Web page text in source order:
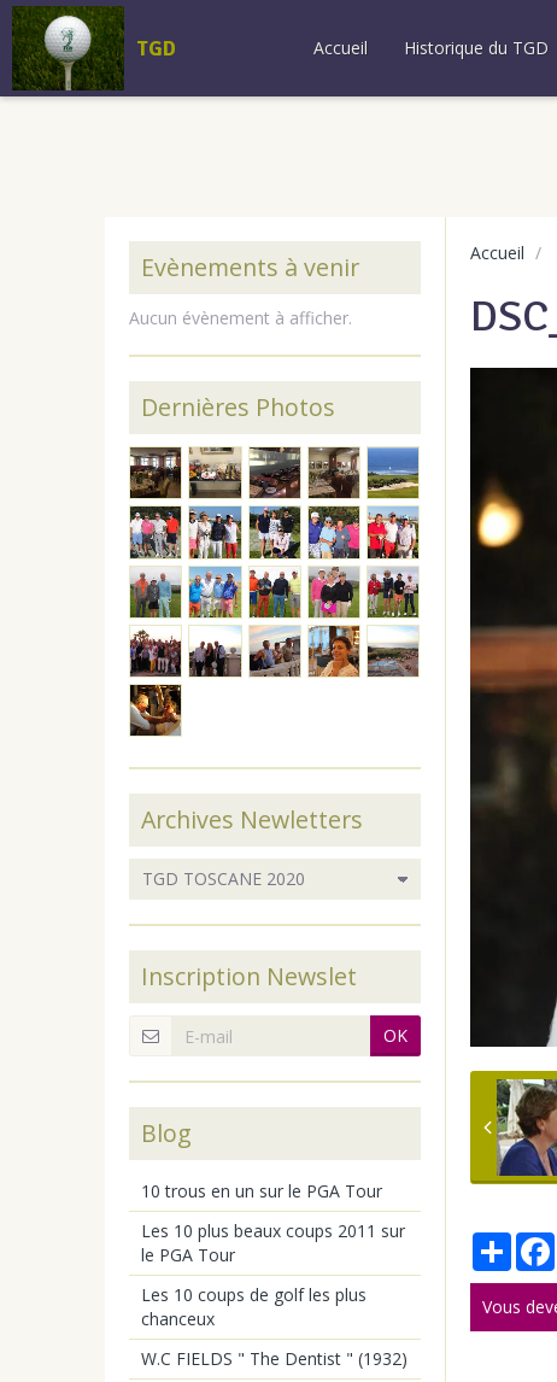
TGD Accueil Historique du TGD
Accueil
Vous
Evènements à venir
Aucun évènement à afficher.
Dernières Photos
Archives Newletters
Inscription Newslet
OK
Blog
10 trous en un sur le PGA Tour
Les 10 plus beaux coups 2011 sur
le PGA Tour
Les 10 coups de golf les plus
chanceux
W.C FIELDS " The Dentist " (1932)